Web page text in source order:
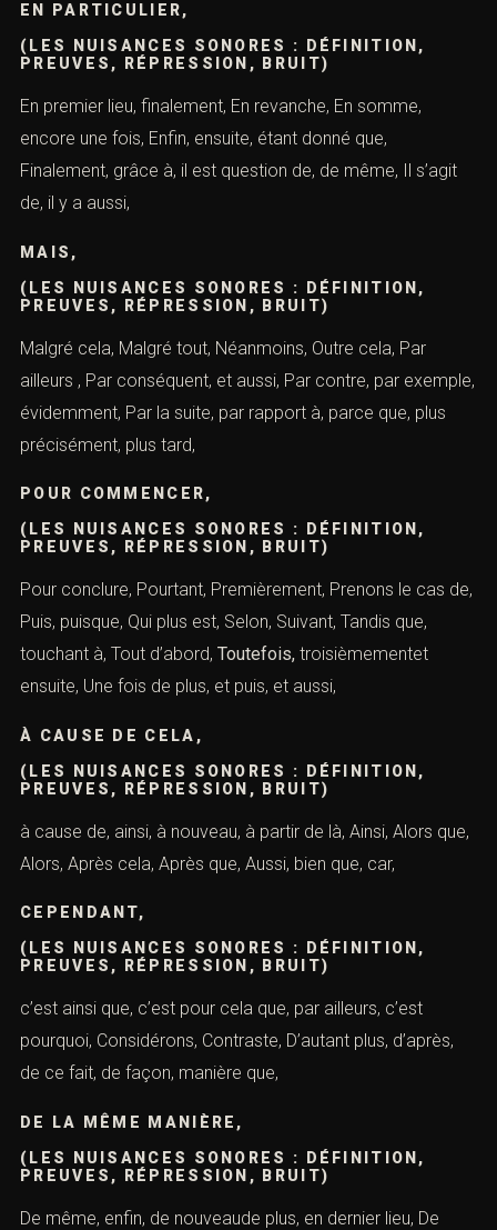
EN PARTICULIER,
(LES NUISANCES SONORES : DÉFINITION,
PREUVES, RÉPRESSION, BRUIT)
En premier lieu, finalement, En revanche, En somme,
encore une fois, Enfin, ensuite, étant donné que,
Finalement, grâce à, il est question de, de même, Il s’agit
de, il y a aussi,
MAIS,
(LES NUISANCES SONORES : DÉFINITION,
PREUVES, RÉPRESSION, BRUIT)
Malgré cela, Malgré tout, Néanmoins, Outre cela, Par
ailleurs , Par conséquent, et aussi, Par contre, par exemple,
évidemment, Par la suite, par rapport à, parce que, plus
précisément, plus tard,
POUR COMMENCER,
(LES NUISANCES SONORES : DÉFINITION,
PREUVES, RÉPRESSION, BRUIT)
Pour conclure, Pourtant, Premièrement, Prenons le cas de,
Puis, puisque, Qui plus est, Selon, Suivant, Tandis que,
touchant à, Tout d’abord, Toutefois, troisièmementet
ensuite, Une fois de plus, et puis, et aussi,
À CAUSE DE CELA,
(LES NUISANCES SONORES : DÉFINITION,
PREUVES, RÉPRESSION, BRUIT)
à cause de, ainsi, à nouveau, à partir de là, Ainsi, Alors que,
Alors, Après cela, Après que, Aussi, bien que, car,
CEPENDANT,
(LES NUISANCES SONORES : DÉFINITION,
PREUVES, RÉPRESSION, BRUIT)
c’est ainsi que, c’est pour cela que, par ailleurs, c’est
pourquoi, Considérons, Contraste, D’autant plus, d’après,
de ce fait, de façon, manière que,
DE LA MÊME MANIÈRE,
(LES NUISANCES SONORES : DÉFINITION,
PREUVES, RÉPRESSION, BRUIT)
De même, enfin, de nouveaude plus, en dernier lieu, De